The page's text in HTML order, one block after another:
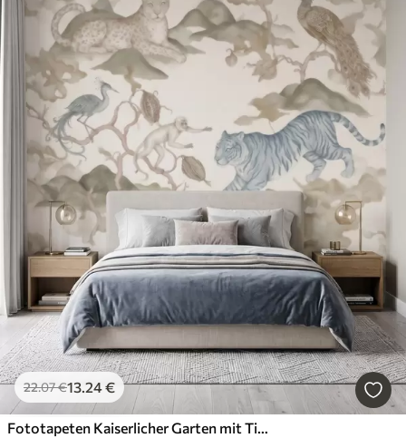
22.07€13.24€
Fototapeten Kaiserlicher Garten mit Tieren im orientalischen Stil – Affe, Leopard, Tiger, Pfau und Reiher